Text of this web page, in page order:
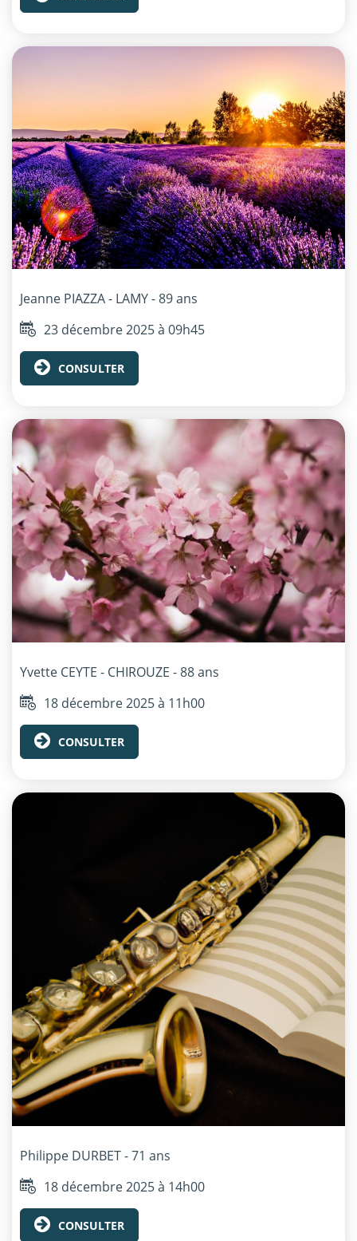
Jeanne PIAZZA - LAMY- 89 ans
23 décembre 2025 à 09h45
CONSULTER
Yvette CEYTE - CHIROUZE - 88 ans
18 décembre 2025 à 11h00
CONSULTER
Philippe DURBET- 71 ans
18 décembre 2025 à 14h00
CONSULTER